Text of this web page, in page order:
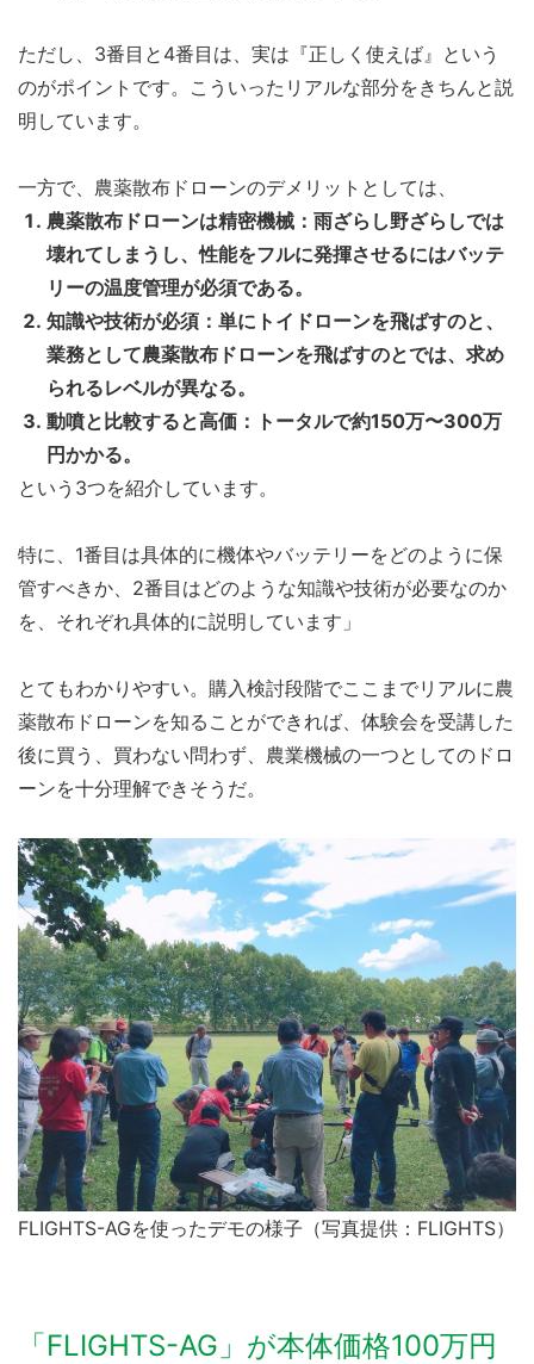
ただし、3番目と4番目は、実は『正しく使えば』という
のがポイントです。こういったリアルな部分をきちんと説
明しています。
一方で、農薬散布ドローンのデメリットとしては、
農薬散布ドローンは精密機械：雨ざらし野ざらしでは
壊れてしまうし、性能をフルに発揮させるにはバッテ
リーの温度管理が必須である。
知識や技術が必須：単にトイドローンを飛ばすのと、
業務として農薬散布ドローンを飛ばすのとでは、求め
られるレベルが異なる。
動噴と比較すると高価：トータルで約150万〜300万
円かかる。
という3つを紹介しています。
特に、1番目は具体的に機体やバッテリーをどのように保
管すべきか、2番目はどのような知識や技術が必要なのか
を、それぞれ具体的に説明しています」
とてもわかりやすい。購入検討段階でここまでリアルに農
薬散布ドローンを知ることができれば、体験会を受講した
後に買う、買わない問わず、農業機械の一つとしてのドロ
ーンを十分理解できそうだ。
FLIGHTS-AGを使ったデモの様子（写真提供：FLIGHTS）
「FLIGHTS-AG」が本体価格100万円